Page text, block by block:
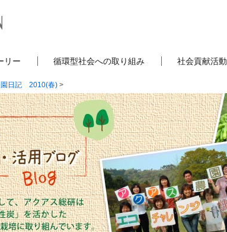
リー 循環型社会への取り組み 社会貢献活動
園日記 2010(春) >